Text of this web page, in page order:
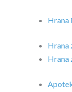
Hrana
Hrana
Hrana